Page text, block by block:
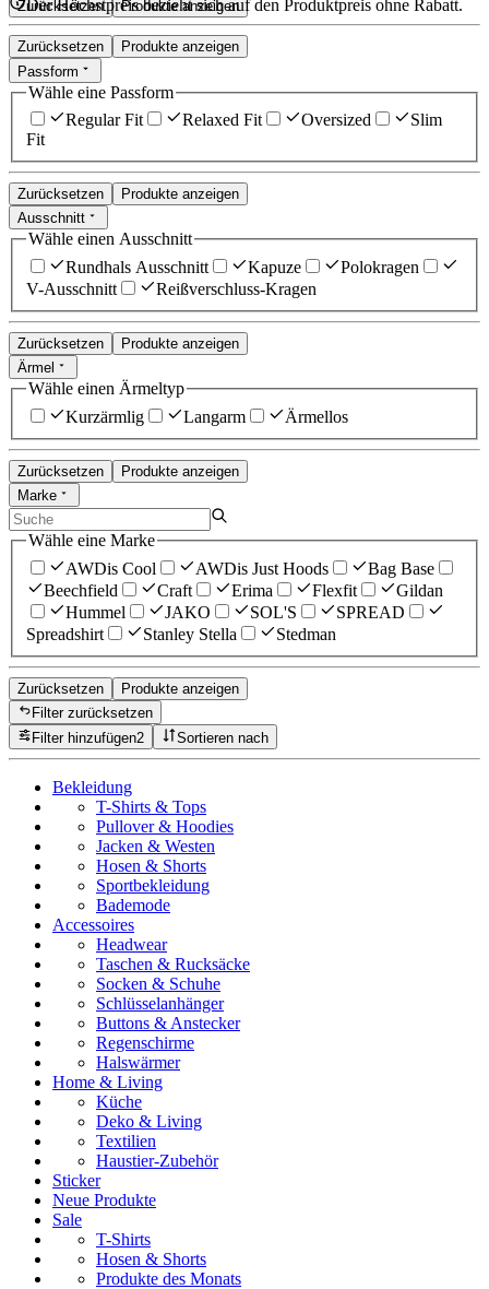
Zurücksetzen Produkte anzeigen
Der Höchstpreis bezieht sich auf den Produktpreis ohne Rabatt.
Zurücksetzen
Produkte anzeigen
Passform
Wähle eine Passform
Regular Fit
Relaxed Fit Oversized
Slim
Fit
Zurücksetzen
Produkte anzeigen
Ausschnitt
Wähle einen Ausschnitt
Rundhals Ausschnitt
Kapuze
Polokragen
V-Ausschnitt
Reißverschluss-Kragen
Zurücksetzen
Produkte anzeigen
Ärmel
Wähle einen Ärmeltyp
Kurzärmlig
Langarm Ärmellos
Zurücksetzen
Produkte anzeigen
Marke
Wähle eine Marke
AWDis Cool
AWDis Just Hoods
Bag Base
Beechfield
Craft Erima Flexfit
Gildan
Hummel
JAKO SOL'S
SPREAD
Spreadshirt
Stanley Stella Stedman
Zurücksetzen
Produkte anzeigen
Filter zurücksetzen
Filter hinzufügen2 Sortieren nach
Bekleidung
T-Shirts & Tops
Pullover & Hoodies
Jacken & Westen
Hosen & Shorts
Sportbekleidung
Bademode
Accessoires
Headwear
Taschen & Rucksäcke
Socken & Schuhe
Schlüsselanhänger
Buttons & Anstecker
Regenschirme
Halswärmer
Home & Living
Küche
Deko & Living
Textilien
Haustier-Zubehör
Sticker
Neue Produkte
Sale
T-Shirts
Hosen & Shorts
Produkte des Monats